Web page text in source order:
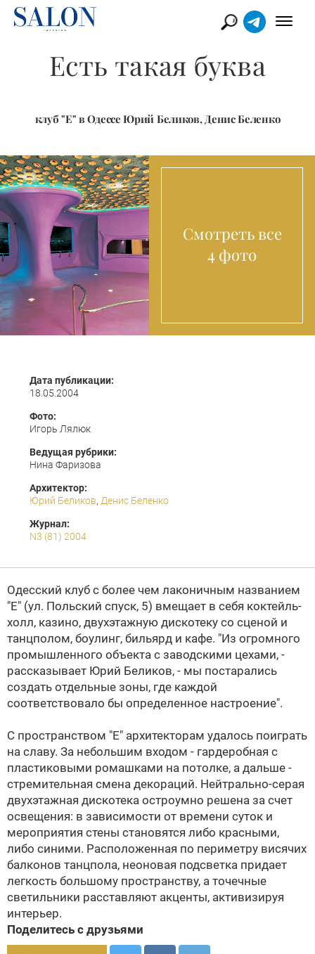
Есть такая буква
клуб "Е" в Одессе Юрий Беликов, Денис Беленко
Смотреть все
4 фото
Дата публикации:
18.05.2004
Фото:
Игорь Лялюк
Ведущая рубрики:
Нина Фаризова
Архитектор:
Юрий Беликов, Денис Беленко
Журнал:
N3 (81) 2004
Одесский клуб с более чем лаконичным названием
"Е" (ул. Польский спуск, 5) вмещает в себя коктейль-
холл, казино, двухэтажную дискотеку со сценой и
танцполом, боулинг, бильярд и кафе. "Из огромного
промышленного объекта с заводскими цехами, -
рассказывает Юрий Беликов, - мы постарались
создать отдельные зоны, где каждой
соответствовало бы определенное настроение".
С пространством "Е" архитекторам удалось поиграть
на славу. За небольшим входом - гардеробная с
пластиковыми ромашками на потолке, а дальше -
стремительная смена декораций. Нейтрально-серая
двухэтажная дискотека остроумно решена за счет
освещения: в зависимости от времени суток и
мероприятия стены становятся либо красными,
либо синими. Расположенная по периметру висячих
балконов танцпола, неоновая подсветка придает
легкость большому пространству, а точечные
светильники расставляют акценты, активизируя
интерьер.
Поделитесь с друзьями